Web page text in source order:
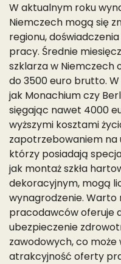
W aktualnym roku
Niemczech mogą się
regionu,
pracy. Średnie
szklarza w Niemczech
do 3500 euro brutto.
jak Monachium czy
sięgając nawet 4000
wyższymi kosztami
zapotrzebowaniem na
którzy posiadają
jak montaż szkła
dekoracyjnym, mogą
wynagrodzenie. Warto
pracodawców oferuje
ubezpieczenie
zawodowych, co może
atrakcyjność oferty